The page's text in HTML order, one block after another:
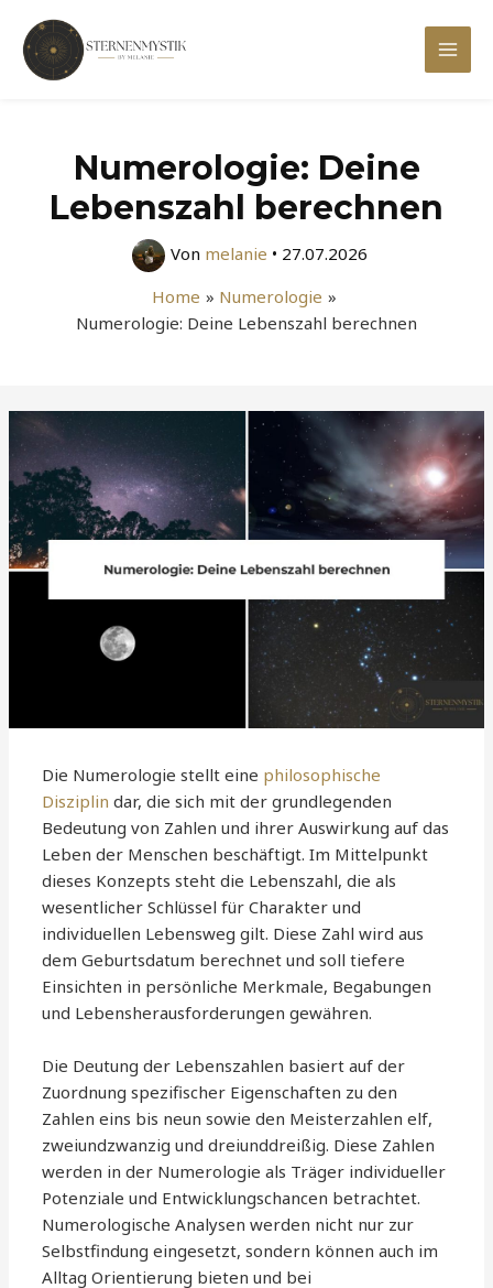
Inhalt
springen
Main
Numerologie: Deine
Lebenszahl berechnen
Von melanie • 27.07.2026
Home
Numerologie
Numerologie: Deine Lebenszahl berechnen
Die Numerologie stellt eine philosophische
Disziplin dar, die sich mit der grundlegenden
Bedeutung von Zahlen und ihrer Auswirkung auf das
Leben der Menschen beschäftigt. Im Mittelpunkt
dieses Konzepts steht die Lebenszahl, die als
wesentlicher Schlüssel für Charakter und
individuellen Lebensweg gilt. Diese Zahl wird aus
dem Geburtsdatum berechnet und soll tiefere
Einsichten in persönliche Merkmale, Begabungen
und Lebensherausforderungen gewähren.
Die Deutung der Lebenszahlen basiert auf der
Zuordnung spezifischer Eigenschaften zu den
Zahlen eins bis neun sowie den Meisterzahlen elf,
zweiundzwanzig und dreiunddreißig. Diese Zahlen
werden in der Numerologie als Träger individueller
Potenziale und Entwicklungschancen betrachtet.
Numerologische Analysen werden nicht nur zur
Selbstfindung eingesetzt, sondern können auch im
Alltag Orientierung bieten und bei